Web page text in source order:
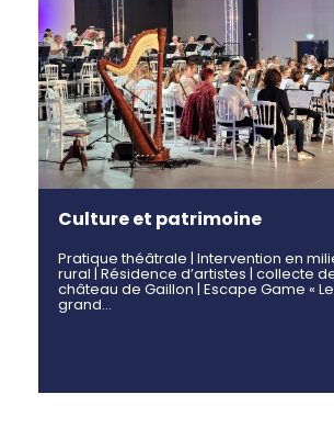
Culture et patrimoine
Pratique théâtrale | Intervention en
rural | Résidence d’artistes | collecte
château de Gaillon | Escape Game «
grand…